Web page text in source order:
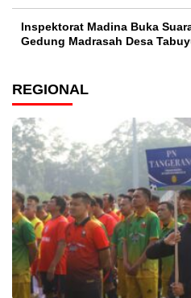
Inspektorat Madina Buka
Gedung Madrasah Desa
REGIONAL